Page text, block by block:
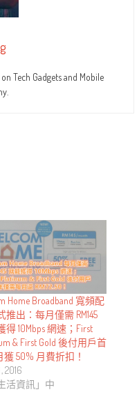
Tech Gadgets and Mobile
Home Broadband 寬頻配
推出：每月僅需 RM145
得 10Mbps 網速；First
& First Gold 後付用戶首
獲 50% 月費折扣！
2016
活資訊」中